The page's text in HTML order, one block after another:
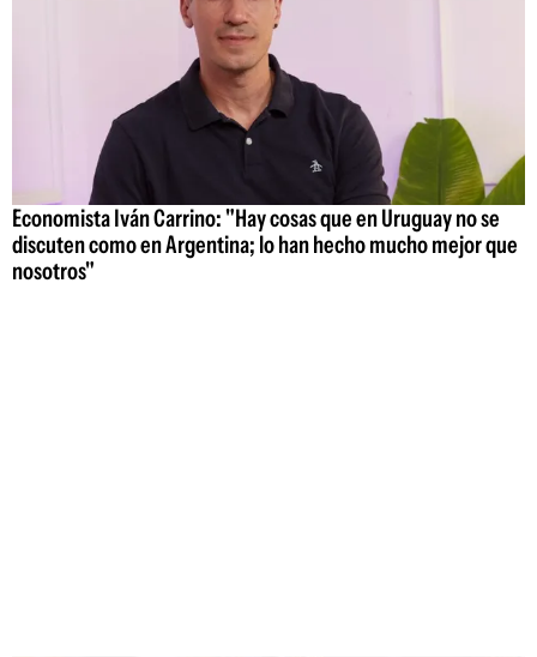
Economista Iván Carrino: "Hay cosas que en Uruguay no se
discuten como en Argentina; lo han hecho mucho mejor que
nosotros"